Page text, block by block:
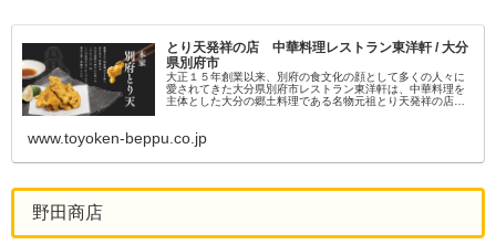
とり天発祥の店 中華料理レストラン東洋軒 / 大分
県別府市
大正１５年創業以来、別府の食文化の顔として多くの人々に
愛されてきた大分県別府市レストラン東洋軒は、中華料理を
主体とした大分の郷土料理である名物元祖とり天発祥の店で
www.toyoken-beppu.co.jp
野田商店